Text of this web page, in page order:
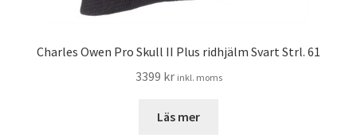
Charles Owen Pro Skull II Plus ridhjälm Svart Strl. 61
3399 kr inkl. moms
Läs mer